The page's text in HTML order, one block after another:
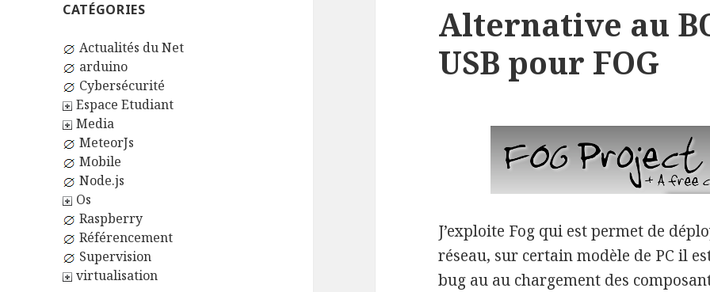
CATÉGORIES
Actualités du Net
arduino
Cybersécurité
Espace Etudiant
Media
MeteorJs
Mobile
Node.js
Os
Raspberry
Référencement
Supervision
virtualisation
Alternative au
USB pour FOG
J’exploite Fog qui est permet de
réseau, sur certain modèle de PC il
bug au au chargement des